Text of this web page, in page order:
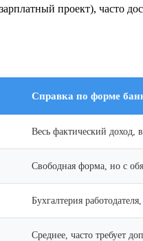
проект), часто
Справка по форме
Весь фактический доход,
Свободная форма, но с
Бухгалтерия
Среднее, часто требует